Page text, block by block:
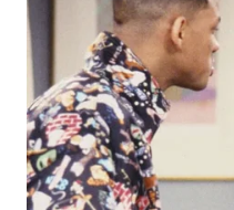
KONSUMEN
WAHANA
LISTRIK
WAHANA
TRAVEL